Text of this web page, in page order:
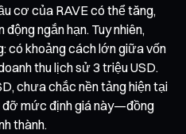
cơ của RAVE có thể tăng,
ngắn hạn. Tuy nhiên,
có khoảng cách lớn giữa vốn
thu lịch sử 3 triệu USD.
chưa chắc nền tảng hiện tại
mức định giá này—đồng
thành.